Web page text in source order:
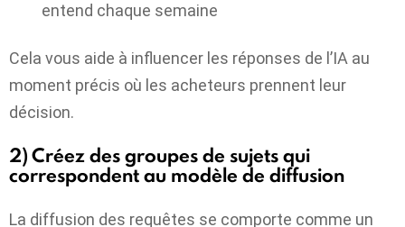
entend chaque semaine
Cela vous aide à influencer les réponses de l’IA au
moment précis où les acheteurs prennent leur
décision.
2) Créez des groupes de sujets qui
correspondent au modèle de diffusion
La diffusion des requêtes se comporte comme un